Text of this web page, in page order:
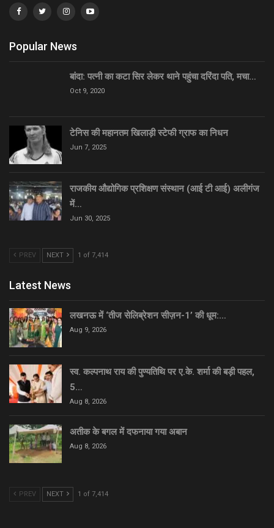
Popular News
बांदा: पत्नी का कटा सिर लेकर थाने पहुंचा दरिंदा पति, मचा…
Oct 9, 2020
टेनिस की महानतम खिलाड़ी स्टेफी ग्राफ का निधन
Jun 7, 2025
राजकीय औद्योगिक प्रशिक्षण संस्थान (आई टी आई) अलीगंज
में…
Jun 30, 2025
PREV NEXT 1 of 7,414
Latest News
लखनऊ में ‘तीज सेलिब्रेशन सीज़न-1’ की धूम:…
Aug 9, 2026
स्व. कल्पनाथ राय की पुण्यतिथि पर ए.के. शर्मा की बड़ी पहल,
5…
Aug 8, 2026
अतीक के बगल में दफनाया गया अबान
Aug 8, 2026
PREV NEXT 1 of 7,414